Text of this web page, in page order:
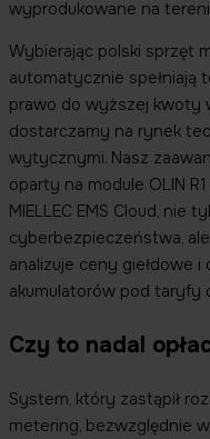
wyprodukowane na
Wybierając polski sprzęt
automatycznie spełniają
prawo do wyższej kwoty
dostarczamy na rynek
wytycznymi. Nasz
oparty na module OLIN
MIELLEC EMS Cloud, nie
cyberbezpieczeństwa,
analizuje ceny giełdowe i
akumulatorów pod taryfy
Czy to nadal
System, który zastąpił
metering, bezwzględnie